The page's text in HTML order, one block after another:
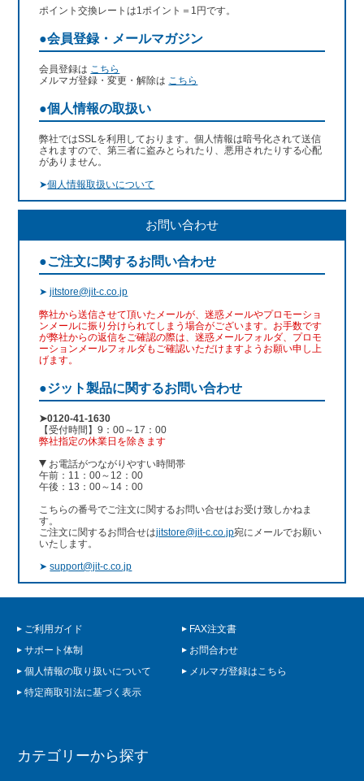
ポイント交換レートは1ポイント＝1円です。
●会員登録・メールマガジン
会員登録は こちら
メルマガ登録・変更・解除は こちら
●個人情報の取扱い
弊社ではSSLを利用しております。個人情報は暗号化されて送信
されますので、第三者に盗みとられたり、悪用されたりする心配
がありません。
➤個人情報取扱いについて
お問い合わせ
●ご注文に関するお問い合わせ
➤jitstore@jit-c.co.jp
弊社から送信させて頂いたメールが、迷惑メールやプロモーショ
ンメールに振り分けられてしまう場合がございます。お手数です
が弊社からの返信をご確認の際は、迷惑メールフォルダ、プロモ
ーションメールフォルダもご確認いただけますようお願い申し上
げます。
●ジット製品に関するお問い合わせ
➤0120-41-1630
【受付時間】9：00～17：00
弊社指定の休業日を除きます
お電話がつながりやすい時間帯
午前：11：00～12：00
午後：13：00～14：00
こちらの番号でご注文に関するお問い合せはお受け致しかねま
す。
ご注文に関するお問合せはjitstore@jit-c.co.jp宛にメールでお願い
いたします。
➤support@jit-c.co.jp
ご利用ガイド
FAX注文書
サポート体制
お問合わせ
個人情報の取り扱いについて
メルマガ登録はこちら
特定商取引法に基づく表示
カテゴリーから探す